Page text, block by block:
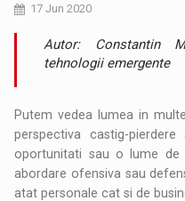
17 Jun 2020
Autor: Constantin
tehnologii emergente
Putem vedea lumea in
perspectiva castig-
oportunitati sau o lume de
abordare ofensiva sau
atat personale cat si de